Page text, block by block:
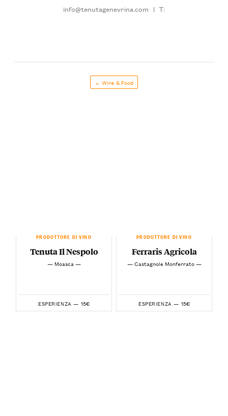
info@tenutagenevrina.com | T:
← Wine & Food
PRODUTTORE DI VINO
Tenuta Il Nespolo
— Moasca —
ESPERIENZA — 15€
PRODUTTORE DI VINO
Ferraris Agricola
— Castagnole Monferrato —
ESPERIENZA — 15€